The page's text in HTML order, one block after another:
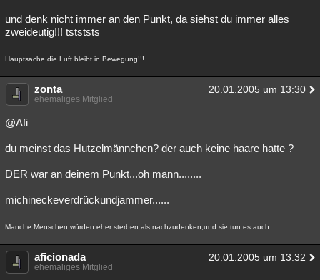
und denk nicht immer an den Punkt, da siehst du immer alles
zweideutig!!! tstststs
Hauptsache die Luft bleibt in Bewegung!!!
zonta 20.01.2005 um 13:30
ehemaliges Mitglied
@Afi
du meinst das Hutzelmännchen? der auch keine haare hatte ?
DER war an deinem Punkt...oh mann........
michineckeverdrückundjammer......
Manche Menschen würden eher sterben als nachzudenken,und sie tun es auch...
aficionada 20.01.2005 um 13:32
ehemaliges Mitglied